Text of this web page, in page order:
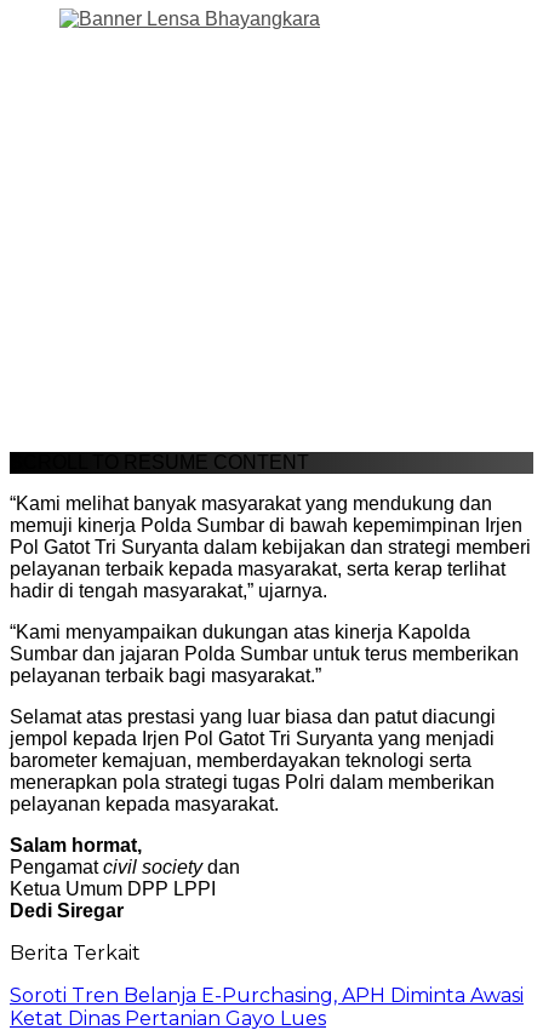
SCROLL TO RESUME CONTENT
“Kami melihat banyak masyarakat yang mendukung dan
memuji kinerja Polda Sumbar di bawah kepemimpinan Irjen
Pol Gatot Tri Suryanta dalam kebijakan dan strategi memberi
pelayanan terbaik kepada masyarakat, serta kerap terlihat
hadir di tengah masyarakat,” ujarnya.
“Kami menyampaikan dukungan atas kinerja Kapolda
Sumbar dan jajaran Polda Sumbar untuk terus memberikan
pelayanan terbaik bagi masyarakat.”
Selamat atas prestasi yang luar biasa dan patut diacungi
jempol kepada Irjen Pol Gatot Tri Suryanta yang menjadi
barometer kemajuan, memberdayakan teknologi serta
menerapkan pola strategi tugas Polri dalam memberikan
pelayanan kepada masyarakat.
Salam hormat,
Pengamatcivil societydan
Ketua Umum DPP LPPI
Dedi Siregar
Berita Terkait
Soroti Tren Belanja E-Purchasing, APH Diminta Awasi
Ketat Dinas Pertanian Gayo Lues